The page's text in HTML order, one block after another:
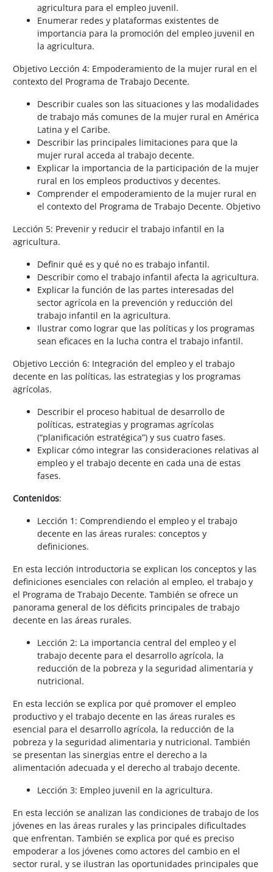
agricultura para el empleo juvenil.
Enumerar redes y plataformas existentes de
importancia para la promoción del empleo juvenil en
la agricultura.
Objetivo Lección 4: Empoderamiento de la mujer rural en el
contexto del Programa de Trabajo Decente.
Describir cuales son las situaciones y las modalidades
de trabajo más comunes de la mujer rural en América
Latina y el Caribe.
Describir las principales limitaciones para que la
mujer rural acceda al trabajo decente.
Explicar la importancia de la participación de la mujer
rural en los empleos productivos y decentes.
Comprender el empoderamiento de la mujer rural en
el contexto del Programa de Trabajo Decente. Objetivo
Lección 5: Prevenir y reducir el trabajo infantil en la
agricultura.
Definir qué es y qué no es trabajo infantil.
Describir como el trabajo infantil afecta la agricultura.
Explicar la función de las partes interesadas del
sector agrícola en la prevención y reducción del
trabajo infantil en la agricultura.
Ilustrar como lograr que las políticas y los programas
sean eficaces en la lucha contra el trabajo infantil.
Objetivo Lección 6: Integración del empleo y el trabajo
decente en las políticas, las estrategias y los programas
agrícolas.
Describir el proceso habitual de desarrollo de
políticas, estrategias y programas agrícolas
(“planificación estratégica”) y sus cuatro fases.
Explicar cómo integrar las consideraciones relativas al
empleo y el trabajo decente en cada una de estas
fases.
Contenidos:
Lección 1: Comprendiendo el empleo y el trabajo
decente en las áreas rurales: conceptos y
definiciones.
En esta lección introductoria se explican los conceptos y las
definiciones esenciales con relación al empleo, el trabajo y
el Programa de Trabajo Decente. También se ofrece un
panorama general de los déficits principales de trabajo
decente en las áreas rurales.
Lección 2: La importancia central del empleo y el
trabajo decente para el desarrollo agrícola, la
reducción de la pobreza y la seguridad alimentaria y
nutricional.
En esta lección se explica por qué promover el empleo
productivo y el trabajo decente en las áreas rurales es
esencial para el desarrollo agrícola, la reducción de la
pobreza y la seguridad alimentaria y nutricional. También
se presentan las sinergias entre el derecho a la
alimentación adecuada y el derecho al trabajo decente.
Lección 3: Empleo juvenil en la agricultura.
En esta lección se analizan las condiciones de trabajo de los
jóvenes en las áreas rurales y las principales dificultades
que enfrentan. También se explica por qué es preciso
empoderar a los jóvenes como actores del cambio en el
sector rural, y se ilustran las oportunidades principales que